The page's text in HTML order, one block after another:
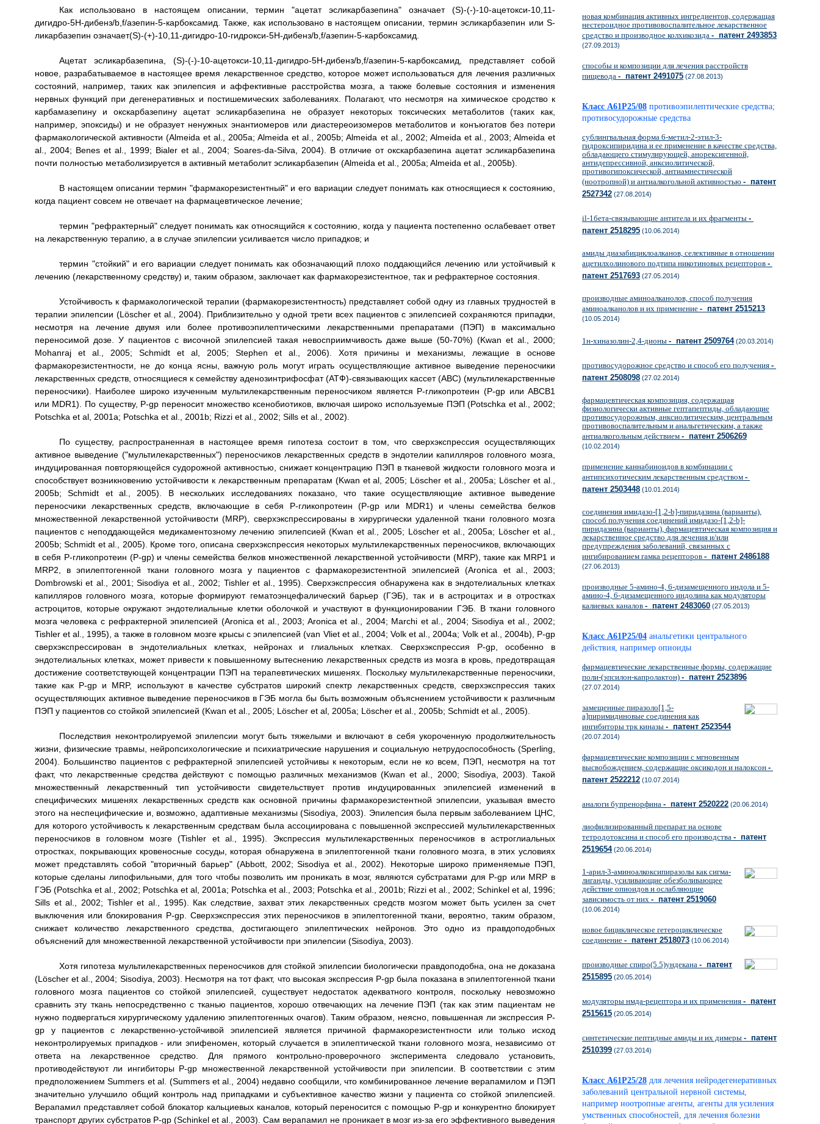
Как использовано в настоящем описании, термин "ацетат эсликарбазепина" означает (S)-(-)-10-ацетокси-10,11-
дигидро-5H-дибенз/b,f/азепин-5-карбоксамид. Также, как использовано в настоящем описании, термин эсликарбазепин или S-
ликарбазепин означает(S)-(+)-10,11-дигидро-10-гидрокси-5H-дибенз/b,f/азепин-5-карбоксамид.
Ацетат эсликарбазепина, (S)-(-)-10-ацетокси-10,11-дигидро-5H-дибенз/b,f/азепин-5-карбоксамид, представляет собой
новое, разрабатываемое в настоящее время лекарственное средство, которое может использоваться для лечения различных
состояний, например, таких как эпилепсия и аффективные расстройства мозга, а также болевые состояния и изменения
нервных функций при дегенеративных и постишемических заболеваниях. Полагают, что несмотря на химическое сродство к
карбамазепину и окскарбазепину ацетат эсликарбазепина не образует некоторых токсических метаболитов (таких как,
например, эпоксиды) и не образует ненужных энантиомеров или диастереоизомеров метаболитов и конъюгатов без потери
фармакологической активности (Almeida et al., 2005a; Almeida et al., 2005b; Almeida et al., 2002; Almeida et al., 2003; Almeida et
al., 2004; Benes et al., 1999; Bialer et al., 2004; Soares-da-Silva, 2004). В отличие от окскарбазепина ацетат эсликарбазепина
почти полностью метаболизируется в активный метаболит эсликарбазепин (Almeida et al., 2005a; Almeida et al., 2005b).
В настоящем описании термин "фармакорезистентный" и его вариации следует понимать как относящиеся к состоянию,
когда пациент совсем не отвечает на фармацевтическое лечение;
термин "рефрактерный" следует понимать как относящийся к состоянию, когда у пациента постепенно ослабевает ответ
на лекарственную терапию, а в случае эпилепсии усиливается число припадков; и
термин "стойкий" и его вариации следует понимать как обозначающий плохо поддающийся лечению или устойчивый к
лечению (лекарственному средству) и, таким образом, заключает как фармакорезистентное, так и рефрактерное состояния.
Устойчивость к фармакологической терапии (фармакорезистентность) представляет собой одну из главных трудностей в
терапии эпилепсии (Löscher et al., 2004). Приблизительно у одной трети всех пациентов с эпилепсией сохраняются припадки,
несмотря на лечение двумя или более противоэпилептическими лекарственными препаратами (ПЭП) в максимально
переносимой дозе. У пациентов с височной эпилепсией такая невосприимчивость даже выше (50-70%) (Kwan et al., 2000;
Mohanraj et al., 2005; Schmidt et al, 2005; Stephen et al., 2006). Хотя причины и механизмы, лежащие в основе
фармакорезистентности, не до конца ясны, важную роль могут играть осуществляющие активное выведение переносчики
лекарственных средств, относящиеся к семейству аденозинтрифосфат (АТФ)-связывающих кассет (ABC) (мультилекарственные
переносчики). Наиболее широко изученным мультилекарственным переносчиком является P-гликопротеин (P-gp или ABCB1
или MDR1). По существу, P-gp переносит множество ксенобиотиков, включая широко используемые ПЭП (Potschka et al., 2002;
Potschka et al, 2001a; Potschka et al., 2001b; Rizzi et al., 2002; Sills et al., 2002).
По существу, распространенная в настоящее время гипотеза состоит в том, что сверхэкспрессия осуществляющих
активное выведение ("мультилекарственных") переносчиков лекарственных средств в эндотелии капилляров головного мозга,
индуцированная повторяющейся судорожной активностью, снижает концентрацию ПЭП в тканевой жидкости головного мозга и
способствует возникновению устойчивости к лекарственным препаратам (Kwan et al, 2005; Löscher et al., 2005a; Löscher et al.,
2005b; Schmidt et al., 2005). В нескольких исследованиях показано, что такие осуществляющие активное выведение
переносчики лекарственных средств, включающие в себя P-гликопротеин (P-gp или MDR1) и члены семейства белков
множественной лекарственной устойчивости (MRP), сверхэкспрессированы в хирургически удаленной ткани головного мозга
пациентов с неподдающейся медикаментозному лечению эпилепсией (Kwan et al., 2005; Löscher et al., 2005a; Löscher et al.,
2005b; Schmidt et al., 2005). Кроме того, описана сверхэкспрессия некоторых мультилекарственных переносчиков, включающих
в себя P-гликопротеин (P-gp) и члены семейства белков множественной лекарственной устойчивости (MRP), такие как MRP1 и
MRP2, в эпилептогенной ткани головного мозга у пациентов с фармакорезистентной эпилепсией (Aronica et al., 2003;
Dombrowski et al., 2001; Sisodiya et al., 2002; Tishler et al., 1995). Сверхэкспрессия обнаружена как в эндотелиальных клетках
капилляров головного мозга, которые формируют гематоэнцефалический барьер (ГЭБ), так и в астроцитах и в отростках
астроцитов, которые окружают эндотелиальные клетки оболочкой и участвуют в функционировании ГЭБ. В ткани головного
мозга человека с рефрактерной эпилепсией (Aronica et al., 2003; Aronica et al., 2004; Marchi et al., 2004; Sisodiya et al., 2002;
Tishler et al., 1995), а также в головном мозге крысы с эпилепсией (van Vliet et al., 2004; Volk et al., 2004a; Volk et al., 2004b), P-gp
сверхэкспрессирован в эндотелиальных клетках, нейронах и глиальных клетках. Сверхэкспрессия P-gp, особенно в
эндотелиальных клетках, может привести к повышенному вытеснению лекарственных средств из мозга в кровь, предотвращая
достижение соответствующей концентрации ПЭП на терапевтических мишенях. Поскольку мультилекарственные переносчики,
такие как P-gp и MRP, используют в качестве субстратов широкий спектр лекарственных средств, сверхэкспрессия таких
осуществляющих активное выведение переносчиков в ГЭБ могла бы быть возможным объяснением устойчивости к различным
ПЭП у пациентов со стойкой эпилепсией (Kwan et al., 2005; Löscher et al, 2005a; Löscher et al., 2005b; Schmidt et al., 2005).
Последствия неконтролируемой эпилепсии могут быть тяжелыми и включают в себя укороченную продолжительность
жизни, физические травмы, нейропсихологические и психиатрические нарушения и социальную нетрудоспособность (Sperling,
2004). Большинство пациентов с рефрактерной эпилепсией устойчивы к некоторым, если не ко всем, ПЭП, несмотря на тот
факт, что лекарственные средства действуют с помощью различных механизмов (Kwan et al., 2000; Sisodiya, 2003). Такой
множественный лекарственный тип устойчивости свидетельствует против индуцированных эпилепсией изменений в
специфических мишенях лекарственных средств как основной причины фармакорезистентной эпилепсии, указывая вместо
этого на неспецифические и, возможно, адаптивные механизмы (Sisodiya, 2003). Эпилепсия была первым заболеванием ЦНС,
для которого устойчивость к лекарственным средствам была ассоциирована с повышенной экспрессией мультилекарственных
переносчиков в головном мозге (Tishler et al., 1995). Экспрессия мультилекарственных переносчиков в астроглиальных
отростках, покрывающих кровеносные сосуды, которая обнаружена в эпилептогенной ткани головного мозга, в этих условиях
может представлять собой "вторичный барьер" (Abbott, 2002; Sisodiya et al., 2002). Некоторые широко применяемые ПЭП,
которые сделаны липофильными, для того чтобы позволить им проникать в мозг, являются субстратами для P-gp или MRP в
ГЭБ (Potschka et al., 2002; Potschka et al, 2001a; Potschka et al., 2003; Potschka et al., 2001b; Rizzi et al., 2002; Schinkel et al, 1996;
Sills et al., 2002; Tishler et al., 1995). Как следствие, захват этих лекарственных средств мозгом может быть усилен за счет
выключения или блокирования P-gp. Сверхэкспрессия этих переносчиков в эпилептогенной ткани, вероятно, таким образом,
снижает количество лекарственного средства, достигающего эпилептических нейронов. Это одно из правдоподобных
объяснений для множественной лекарственной устойчивости при эпилепсии (Sisodiya, 2003).
Хотя гипотеза мультилекарственных переносчиков для стойкой эпилепсии биологически правдоподобна, она не доказана
(Löscher et al., 2004; Sisodiya, 2003). Несмотря на тот факт, что высокая экспрессия P-gp была показана в эпилептогенной ткани
головного мозга пациентов со стойкой эпилепсией, существует недостаток адекватного контроля, поскольку невозможно
сравнить эту ткань непосредственно с тканью пациентов, хорошо отвечающих на лечение ПЭП (так как этим пациентам не
нужно подвергаться хирургическому удалению эпилептогенных очагов). Таким образом, неясно, повышенная ли экспрессия P-
gp у пациентов с лекарственно-устойчивой эпилепсией является причиной фармакорезистентности или только исход
неконтролируемых припадков - или эпифеномен, который случается в эпилептической ткани головного мозга, независимо от
ответа на лекарственное средство. Для прямого контрольно-проверочного эксперимента следовало установить,
противодействуют ли ингибиторы P-gp множественной лекарственной устойчивости при эпилепсии. В соответствии с этим
предположением Summers et al. (Summers et al., 2004) недавно сообщили, что комбинированное лечение верапамилом и ПЭП
значительно улучшило общий контроль над припадками и субъективное качество жизни у пациента со стойкой эпилепсией.
Верапамил представляет собой блокатор кальциевых каналов, который переносится с помощью P-gp и конкурентно блокирует
транспорт других субстратов P-gp (Schinkel et al., 2003). Сам верапамил не проникает в мозг из-за его эффективного выведения
новая комбинация активных ингредиентов, содержащая
нестероидное противовоспалительное лекарственное
средство и производное колхикозида - патент 2493853
(27.09.2013)
способы и композиции для лечения расстройств
пищевода - патент 2491075 (27.08.2013)
Класс A61P25/08 противоэпилептические средства;
противосудорожные средства
сублингвальная форма 6-метил-2-этил-3-
гидроксипиридина и ее применение в качестве средства,
обладающего стимулирующей, анорексигенной,
антидепрессивной, анксиолитической,
противогипоксической, антиамнестической
(ноотропной) и антиалкогольной активностью - патент
2527342 (27.08.2014)
il-1бета-связывающие антитела и их фрагменты -
патент 2518295 (10.06.2014)
амиды диазабициклоалканов, селективные в отношении
ацетилхолинового подтипа никотиновых рецепторов -
патент 2517693 (27.05.2014)
производные аминоалканолов, способ получения
аминоалканолов и их применение - патент 2515213
(10.05.2014)
1н-хиназолин-2,4-дионы - патент 2509764(20.03.2014)
противосудорожное средство и способ его получения -
патент 2508098 (27.02.2014)
фармацевтическая композиция, содержащая
физиологически активные гептапептиды, обладающие
противосудорожным, анксиолитическим, центральным
противовоспалительным и анальгетическим, а также
антиалкогольным действием - патент 2506269
(10.02.2014)
применение каннабиноидов в комбинации с
антипсихотическим лекарственным средством -
патент 2503448 (10.01.2014)
соединения имидазо-[1,2-b]-пиридазина (варианты),
способ получения соединений имидазо-[1,2-b]-
пиридазина (варианты), фармацевтическая композиция и
лекарственное средство для лечения и/или
предупреждения заболеваний, связанных с
ингибированием гамка рецепторов - патент 2486188
(27.06.2013)
производные 5-амино-4, 6-дизамещенного индола и 5-
амино-4, 6-дизамещенного индолина как модуляторы
калиевых каналов - патент 2483060 (27.05.2013)
Класс A61P25/04 анальгетики центрального
действия, например опиоиды
фармацевтические лекарственные формы, содержащие
поли-(эпсилон-капролактон) - патент 2523896
(27.07.2014)
замещенные пиразоло[1,5-
a]пиримидиновые соединения как
ингибиторы трк киназы - патент 2523544
(20.07.2014)
фармацевтические композиции с мгновенным
высвобождением, содержащие оксикодон и налоксон -
патент 2522212 (10.07.2014)
аналоги бупренорфина - патент 2520222 (20.06.2014)
лиофилизированный препарат на основе
тетродотоксина и способ его производства - патент
2519654(20.06.2014)
1-арил-3-аминоалкоксипиразолы как сигма-
лиганды, усиливающие обезболивающее
действие опиоидов и ослабляющие
зависимость от них - патент 2519060
(10.06.2014)
новое бициклическое гетероциклическое
соединение - патент 2518073 (10.06.2014)
производные спиро(5.5)ундекана - патент
2515895 (20.05.2014)
модуляторы нмда-рецептора и их применения - патент
2515615 (20.05.2014)
синтетические пептидные амиды и их димеры - патент
2510399 (27.03.2014)
Класс A61P25/28 для лечения нейродегенеративных
заболеваний центральной нервной системы,
например ноотропные агенты, агенты для усиления
умственных способностей, для лечения болезни